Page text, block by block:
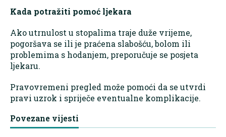
Kada potražiti pomoć ljekara
Ako utrnulost u stopalima traje duže vrijeme,
pogoršava se ili je praćena slabošću, bolom ili
problemima s hodanjem, preporučuje se posjeta
ljekaru.
Pravovremeni pregled može pomoći da se utvrdi
pravi uzrok i spriječe eventualne komplikacije.
Povezane vijesti